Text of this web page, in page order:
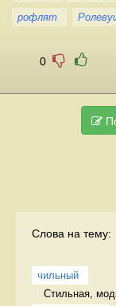
рофлят
0
Слова на тему:
чильный
Стильная,